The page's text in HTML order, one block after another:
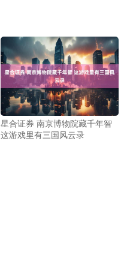
星合证券 南京博物院藏千年智
这游戏里有三国风云录